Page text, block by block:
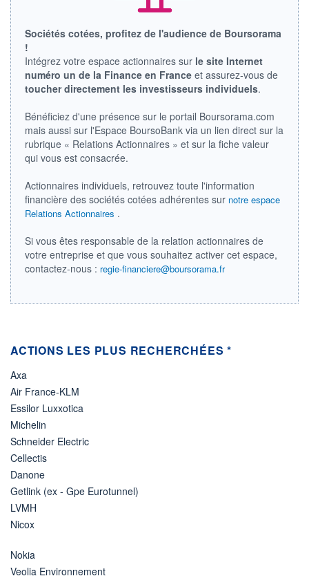
0,0000 0,0000
RENDEMENT
ESTIMÉ 2026
-
PER ESTIMÉ
2026
-
10.04.25 / 20:17:16
ÉLIGIBILITÉ
Non éligible
Boursobank
+ PORTEFEUILLE + LISTE
Sociétés cotées, profitez de l'audience de Boursorama
!
Intégrez votre espace actionnaires sur le site Internet
numéro un de la Finance en France et assurez-vous de
toucher directement les investisseurs individuels.
Bénéficiez d'une présence sur le portail Boursorama.com
mais aussi sur l'Espace BoursoBank via un lien direct sur la
rubrique « Relations Actionnaires » et sur la fiche valeur
qui vous est consacrée.
Actionnaires individuels, retrouvez toute l'information
financière des sociétés cotées adhérentes sur notre espace
Relations Actionnaires .
Si vous êtes responsable de la relation actionnaires de
votre entreprise et que vous souhaitez activer cet espace,
contactez-nous : regie-financiere@boursorama.fr
ACTIONS LES PLUS RECHERCHÉES *
Axa
Air France-KLM
Essilor Luxxotica
Michelin
Schneider Electric
Cellectis
Danone
Getlink (ex - Gpe Eurotunnel)
LVMH
Nicox
Nokia
Veolia Environnement